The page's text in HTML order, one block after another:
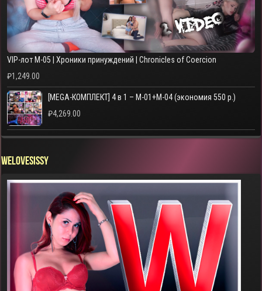
VIP-лот M-05 | Хроники принуждений | Chronicles of Coercion
₽1,249.00
[MEGA-КОМПЛЕКТ] 4 в 1 – M-01+M-04 (экономия 550 р.)
₽4,269.00
WELOVESISSY